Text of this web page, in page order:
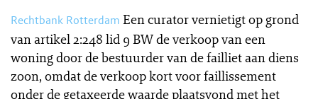
Rechtbank Rotterdam Een curator vernietigt op grond
van artikel 2:248 lid 9 BW de verkoop van een
woning door de bestuurder van de failliet aan diens
zoon, omdat de verkoop kort voor faillissement
onder de getaxeerde waarde plaatsvond met het